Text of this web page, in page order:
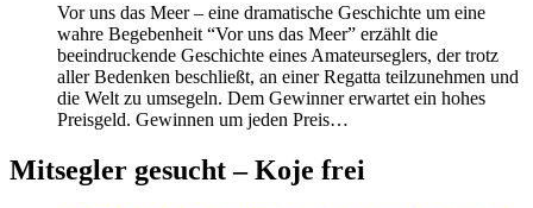
Vor uns das Meer – eine dramatische Geschichte um eine
wahre Begebenheit “Vor uns das Meer” erzählt die
beeindruckende Geschichte eines Amateurseglers, der trotz
aller Bedenken beschließt, an einer Regatta teilzunehmen und
die Welt zu umsegeln. Dem Gewinner erwartet ein hohes
Preisgeld. Gewinnen um jeden Preis…
Mitsegler gesucht – Koje frei